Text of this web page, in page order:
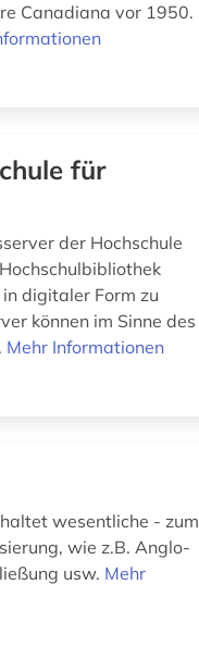
Canadiana vor 1950.
für
der Hochschule
digitaler Form zu
können im Sinne des
Mehr Informationen
wesentliche - zum
wie z.B. Anglo-
usw. Mehr